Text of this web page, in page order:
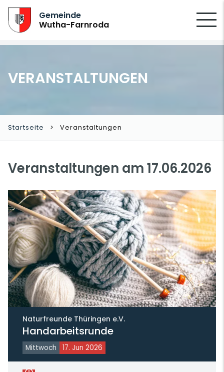
Gemeinde
Wutha-Farnroda
VERANSTALTUNGEN
Startseite Veranstaltungen
Veranstaltungen am 17.06.2026
Naturfreunde Thüringen e.V.
Handarbeitsrunde
Mittwoch 17. Jun 2026